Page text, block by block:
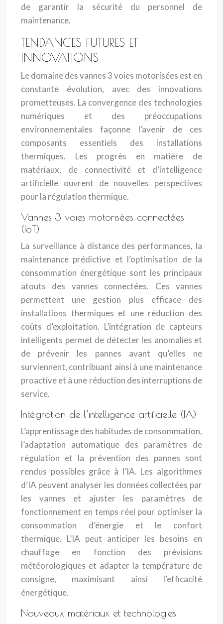
de garantir la sécurité du personnel de
maintenance.
TENDANCES FUTURES ET
INNOVATIONS
Le domaine des vannes 3 voies motorisées est en
constante évolution, avec des innovations
prometteuses. La convergence des technologies
numériques et des préoccupations
environnementales façonne l’avenir de ces
composants essentiels des installations
thermiques. Les progrès en matière de
matériaux, de connectivité et d’intelligence
artificielle ouvrent de nouvelles perspectives
pour la régulation thermique.
Vannes 3 voies motorisées connectées
(IoT)
La surveillance à distance des performances, la
maintenance prédictive et l’optimisation de la
consommation énergétique sont les principaux
atouts des vannes connectées. Ces vannes
permettent une gestion plus efficace des
installations thermiques et une réduction des
coûts d’exploitation. L’intégration de capteurs
intelligents permet de détecter les anomalies et
de prévenir les pannes avant qu’elles ne
surviennent, contribuant ainsi à une maintenance
proactive et à une réduction des interruptions de
service.
Intégration de l’intelligence artificielle (IA)
L’apprentissage des habitudes de consommation,
l’adaptation automatique des paramètres de
régulation et la prévention des pannes sont
rendus possibles grâce à l’IA. Les algorithmes
d’IA peuvent analyser les données collectées par
les vannes et ajuster les paramètres de
fonctionnement en temps réel pour optimiser la
consommation d’énergie et le confort
thermique. L’IA peut anticiper les besoins en
chauffage en fonction des prévisions
météorologiques et adapter la température de
consigne, maximisant ainsi l’efficacité
énergétique.
Nouveaux matériaux et technologies